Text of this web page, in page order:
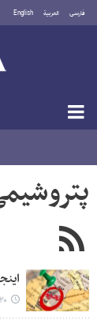
فارسی العربية English